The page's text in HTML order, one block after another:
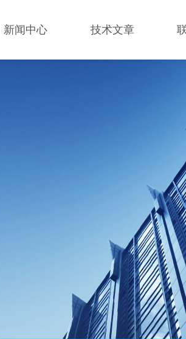
新闻中心 技术文章